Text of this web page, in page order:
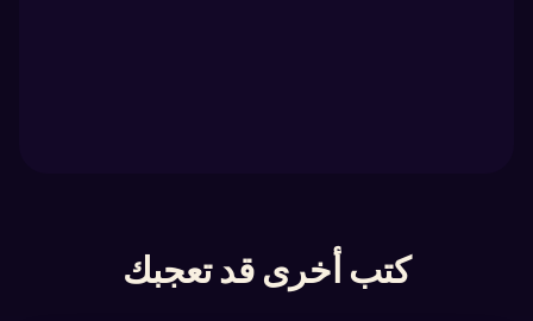
كتب أخرى قد تعجبك